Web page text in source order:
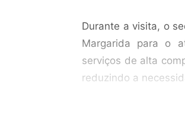
Durante a visita, o
Margarida para o
serviços de alta
reduzindo a
O prefeito de